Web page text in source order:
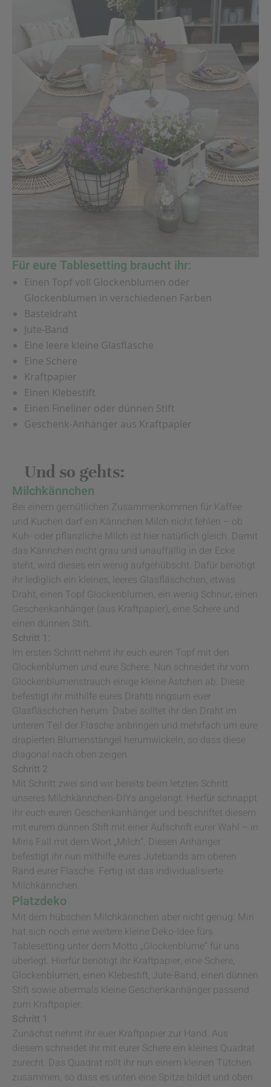
Für eure Tablesetting braucht ihr:
Einen Topf voll Glockenblumen oder
Glockenblumen in verschiedenen Farben
Basteldraht
Jute-Band
Eine leere kleine Glasflasche
Eine Schere
Kraftpapier
Einen Klebestift
Einen Fineliner oder dünnen Stift
Geschenk-Anhänger aus Kraftpapier
Und so gehts:
Milchkännchen
Bei einem gemütlichen Zusammenkommen für Kaffee
und Kuchen darf ein Kännchen Milch nicht fehlen – ob
Kuh- oder pflanzliche Milch ist hier natürlich gleich. Damit
das Kännchen nicht grau und unauffällig in der Ecke
steht, wird dieses ein wenig aufgehübscht. Dafür benötigt
ihr lediglich ein kleines, leeres Glasfläschchen, etwas
Draht, einen Topf Glockenblumen, ein wenig Schnur, einen
Geschenkanhänger (aus Kraftpapier), eine Schere und
einen dünnen Stift.
Schritt 1:
Im ersten Schritt nehmt ihr euch euren Topf mit den
Glockenblumen und eure Schere. Nun schneidet ihr vom
Glockenblumenstrauch einige kleine Ästchen ab. Diese
befestigt ihr mithilfe eures Drahts ringsum euer
Glasfläschchen herum. Dabei solltet ihr den Draht im
unteren Teil der Flasche anbringen und mehrfach um eure
drapierten Blumenstängel herumwickeln, so dass diese
diagonal nach oben zeigen.
Schritt 2
Mit Schritt zwei sind wir bereits beim letzten Schritt
unseres Milchkännchen-DIYs angelangt. Hierfür schnappt
ihr euch euren Geschenkanhänger und beschriftet diesem
mit eurem dünnen Stift mit einer Aufschrift eurer Wahl – in
Miris Fall mit dem Wort „Milch“. Diesen Anhänger
befestigt ihr nun mithilfe eures Jutebands am oberen
Rand eurer Flasche. Fertig ist das individualisierte
Milchkännchen.
Platzdeko
Mit dem hübschen Milchkännchen aber nicht genug: Miri
hat sich noch eine weitere kleine Deko-Idee fürs
Tablesetting unter dem Motto „Glockenblume“ für uns
überlegt. Hierfür benötigt ihr Kraftpapier, eine Schere,
Glockenblumen, einen Klebestift, Jute-Band, einen dünnen
Stift sowie abermals kleine Geschenkanhänger passend
zum Kraftpapier.
Schritt 1
Zunächst nehmt ihr euer Kraftpapier zur Hand. Aus
diesem schneidet ihr mit eurer Schere ein kleines Quadrat
zurecht. Das Quadrat rollt ihr nun einem kleinen Tütchen
zusammen, so dass es unten eine Spitze bildet und oben